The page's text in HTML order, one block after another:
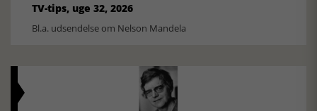
TV-tips, uge 32, 2026
Bl.a. udsendelse om Nelson Mandela